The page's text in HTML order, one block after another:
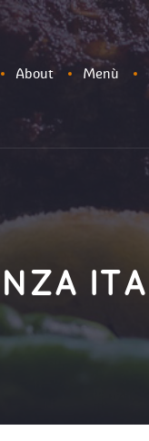
About Menù